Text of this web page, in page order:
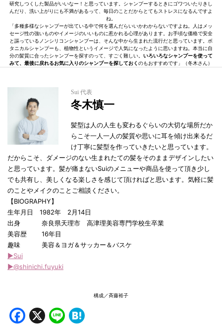
研究しつくした製品がいいなー！と思っています。シャンプーするときにゴワついたりきし
んだり、洗い上がりにも不満があるって、毎日のことだからとてもストレスになるんですよ
ね。
「多種多様なシャンプーが出ている中で何を選んだらいいかわからないですよね。人はメッ
セージ性の強いものやイメージのいいものに惹かれる心理があります。お手頃な価格で安全
と謳っているノンシリコンシャンプーは、そんな中から生まれた流行だと思っています。ボ
タニカルシャンプーも、植物性というイメージで人気になったように思いますね。本当に自
分の髪質に合ったシャンプーを探すのって、すごく難しい。 いろいろなシャンプーを使って
みて、最後に戻れるお気に入りのシャンプーを探しておく のもおすすめです」（冬木さん）
Sui 代表
冬木慎一
髪型は人の人生も変わるぐらいの大切な場所だか
らこそ一人一人の髪質や思いに耳を傾け出来るだ
け丁寧に髪型を作っていきたいと思っています。
だからこそ、ダメージのない生まれたての髪をそのままデザインしたい
と思っています。髪が痛まないSuiのメニューや商品を使って頂き少し
でも共有し、美しくなる楽しさを感じて頂ければと思います。気軽に髪
のことやメイクのことご相談ください。
【BIOGRAPHY】
生年月日 1982年 2月14日
出身 奈良県天理市 高津理美容専門学校生卒業
美容歴 16年目
趣味 美容＆ヨガ＆サッカー＆バスケ
▶︎Sui
▶︎@shinichi.fuyuki
構成／斉藤裕子
Facebook
X Line